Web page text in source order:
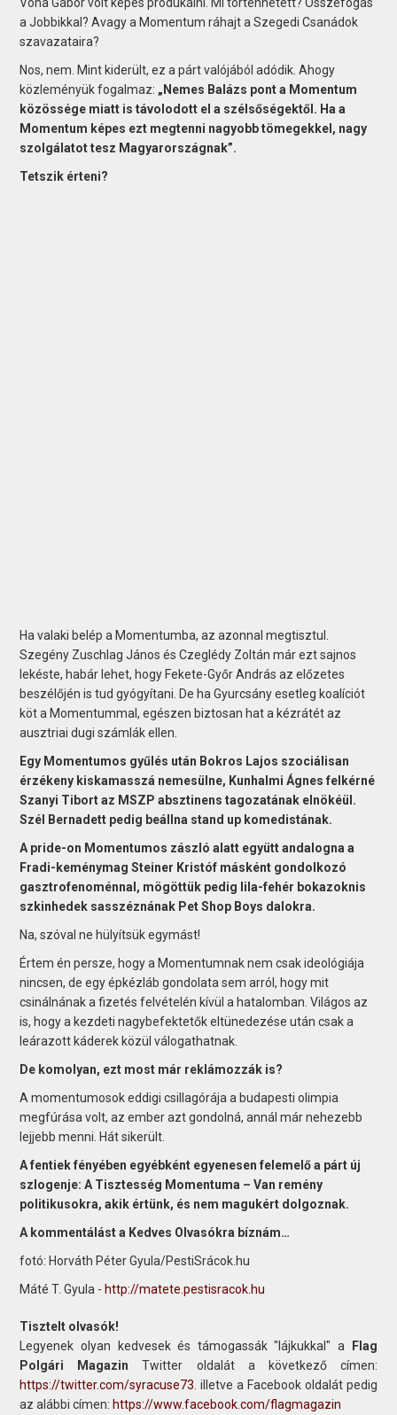
a Jobbikkal? Avagy a Momentum ráhajt a Szegedi Csanádok
szavazataira?
Nos, nem. Mint kiderült, ez a párt valójából adódik. Ahogy
közleményük fogalmaz: „Nemes Balázs pont a Momentum
közössége miatt is távolodott el a szélsőségektől. Ha a
Momentum képes ezt megtenni nagyobb tömegekkel, nagy
szolgálatot tesz Magyarországnak”.
Tetszik érteni?
Ha valaki belép a Momentumba, az azonnal megtisztul.
Szegény Zuschlag János és Czeglédy Zoltán már ezt sajnos
lekéste, habár lehet, hogy Fekete-Győr András az előzetes
beszélőjén is tud gyógyítani. De ha Gyurcsány esetleg koalíciót
köt a Momentummal, egészen biztosan hat a kézrátét az
ausztriai dugi számlák ellen.
Egy Momentumos gyűlés után Bokros Lajos szociálisan
érzékeny kiskamasszá nemesülne, Kunhalmi Ágnes felkérné
Szanyi Tibort az MSZP absztinens tagozatának elnökéül.
Szél Bernadett pedig beállna stand up komedistának.
A pride-on Momentumos zászló alatt együtt andalogna a
Fradi-keménymag Steiner Kristóf másként gondolkozó
gasztrofenoménnal, mögöttük pedig lila-fehér bokazoknis
szkinhedek sasszéznának Pet Shop Boys dalokra.
Na, szóval ne hülyítsük egymást!
Értem én persze, hogy a Momentumnak nem csak ideológiája
nincsen, de egy épkézláb gondolata sem arról, hogy mit
csinálnának a fizetés felvételén kívül a hatalomban. Világos az
is, hogy a kezdeti nagybefektetők eltünedezése után csak a
leárazott káderek közül válogathatnak.
De komolyan, ezt most már reklámozzák is?
A momentumosok eddigi csillagórája a budapesti olimpia
megfúrása volt, az ember azt gondolná, annál már nehezebb
lejjebb menni. Hát sikerült.
A fentiek fényében egyébként egyenesen felemelő a párt új
szlogenje: A Tisztesség Momentuma – Van remény
politikusokra, akik értünk, és nem magukért dolgoznak.
A kommentálást a Kedves Olvasókra bíznám…
fotó: Horváth Péter Gyula/PestiSrácok.hu
Máté T. Gyula - http://matete.pestisracok.hu
Tisztelt olvasók!
Legyenek olyan kedvesek és támogassák "lájkukkal" a
Flag
Polgári Magazin Twitter oldalát a következő címen:
https://twitter.com/syracuse73 . illetve a Facebook oldalát pedig
az alábbi címen: https://www.facebook.com/flagmagazin